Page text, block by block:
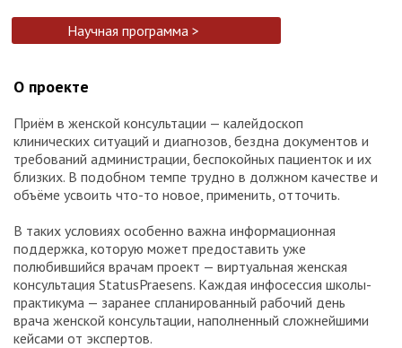
Научная программа >
О проекте
Приём в женской консультации — калейдоскоп
клинических ситуаций и диагнозов, бездна документов и
требований администрации, беспокойных пациенток и их
близких. В подобном темпе трудно в должном качестве и
объёме усвоить что-то новое, применить, отточить.
В таких условиях особенно важна информационная
поддержка, которую может предоставить уже
полюбившийся врачам проект — виртуальная женская
консультация StatusPraesens. Каждая инфосессия школы-
практикума — заранее спланированный рабочий день
врача женской консультации, наполненный сложнейшими
кейсами от экспертов.